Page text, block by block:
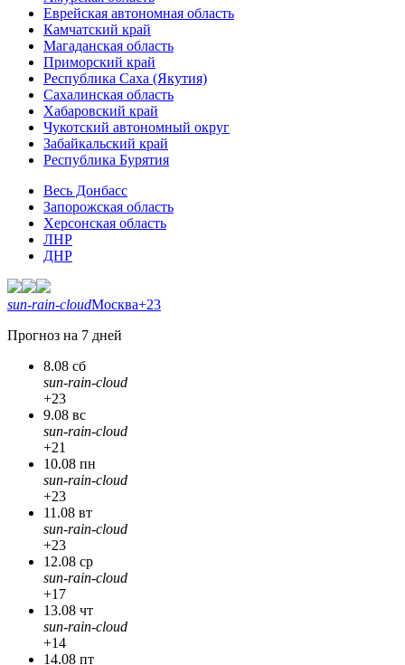
Еврейская автономная область
Камчатский край
Магаданская область
Приморский край
Республика Саха (Якутия)
Сахалинская область
Хабаровский край
Чукотский автономный округ
Забайкальский край
Республика Бурятия
Весь Донбасс
Запорожская область
Херсонская область
ЛНР
ДНР
sun-rain-cloudМосква+23
Прогноз на 7 дней
8.08 сб
sun-rain-cloud
+23
9.08 вс
sun-rain-cloud
+21
10.08 пн
sun-rain-cloud
+23
11.08 вт
sun-rain-cloud
+23
12.08 ср
sun-rain-cloud
+17
13.08 чт
sun-rain-cloud
+14
14.08 пт